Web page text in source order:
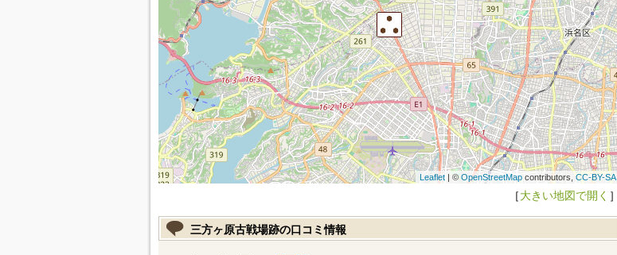
Leaflet| © OpenStreetMapcontributors,CC-BY-SA
［大きい地図で開く ］
三方ヶ原古戦場跡の口コミ情報